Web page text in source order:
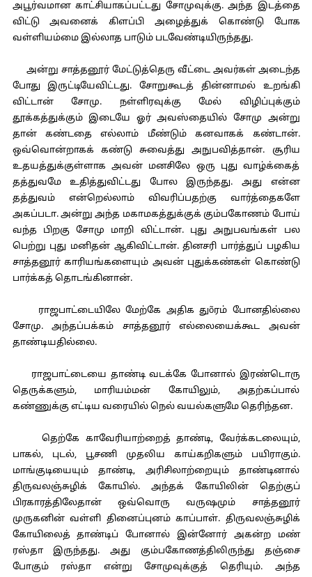
அபூர்வமான காட்சியாகப்பட்டது சோமுவுக்கு. அந்த இடத்தை
விட்டு அவனைக் கிளப்பி அழைத்துக் கொண்டு போக
வள்ளியம்மை இல்லாத பாடும் படவேண்டியிருந்தது.
அன்று சாத்தனூர் மேட்டுத்தெரு வீட்டை அவர்கள் அடைந்த
போது இருட்டியேவிட்டது. சோறுகூடத் தின்னாமல் உறங்கி
விட்டான் சோமு. நள்ளிரவுக்கு மேல் விழிப்புக்கும்
தூக்கத்துக்கும் இடையே ஓர் அவஸ்தையில் சோமு அன்று
தான் கண்டதை எல்லாம் மீண்டும் கனவாகக் கண்டான்.
ஒவ்வொன்றாகக் கண்டு சுவைத்து அநுபவித்தான். சூரிய
உதயத்துக்குள்ளாக அவன் மனசிலே ஒரு புது வாழ்க்கைத்
தத்துவமே உதித்துவிட்டது போல இருந்தது. அது என்ன
தத்துவம் என்றெல்லாம் விவரிப்பதற்கு வார்த்தைகளே
அகப்படா. அன்று அந்த மகாமகத்துக்குக் கும்பகோணம் போய்
வந்த பிறகு சோமு மாறி விட்டான். புது அநுபவங்கள் பல
பெற்று புது மனிதன் ஆகிவிட்டான். தினசரி பார்த்துப் பழகிய
சாத்தனூர் காரியங்களையும் அவன் புதுக்கண்கள் கொண்டு
பார்க்கத் தொடங்கினான்.
ராஜபாட்டையிலே மேற்கே அதிக துõரம் போனதில்லை
சோமு. அந்தப்பக்கம் சாத்தனூர் எல்லையைக்கூட அவன்
தாண்டியதில்லை.
ராஜபாட்டையை தாண்டி வடக்கே போனால் இரண்டொரு
தெருக்களும், மாரியம்மன் கோயிலும், அதற்கப்பால்
கண்ணுக்கு எட்டிய வரையில் நெல் வயல்களுமே தெரிந்தன.
தெற்கே காவேரியாற்றைத் தாண்டி, வேர்க்கடலையும்,
பாகல், புடல், பூசணி முதலிய காய்கறிகளும் பயிராகும்.
மாங்குடியையும் தாண்டி, அரிசிலாற்றையும் தாண்டினால்
திருவலஞ்சுழிக் கோயில். அந்தக் கோயிலின் தெற்குப்
பிரகாரத்திலேதான் ஒவ்வொரு வருஷமும் சாத்தனூர்
முருகனின் வள்ளி தினைப்புனம் காப்பாள். திருவலஞ்சுழிக்
கோயிலைத் தாண்டிப் போனால் இன்னோர் அகன்ற மண்
ரஸ்தா இருந்தது. அது கும்பகோணத்திலிருந்து தஞ்சை
போகும் ரஸ்தா என்று சோமுவுக்குத் தெரியும். அந்த